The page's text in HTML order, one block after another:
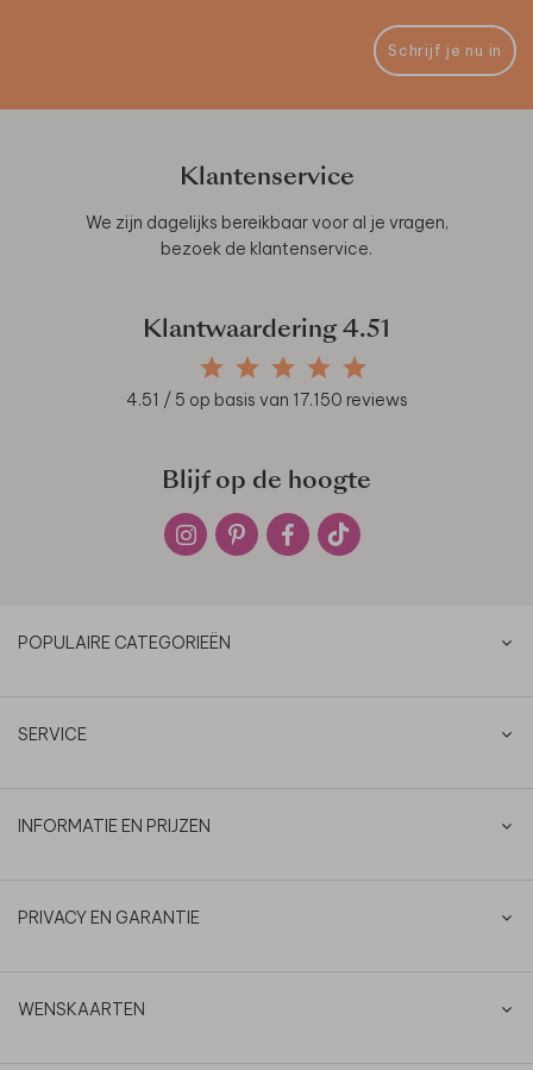
Schrijf je nu in
Klantenservice
We zijn dagelijks bereikbaar voor al je vragen,
bezoek de klantenservice.
Klantwaardering 4.51
4.51 / 5 op basis van 17.150 reviews
Blijf op de hoogte
POPULAIRE CATEGORIEËN
SERVICE
INFORMATIE EN PRIJZEN
PRIVACY EN GARANTIE
WENSKAARTEN